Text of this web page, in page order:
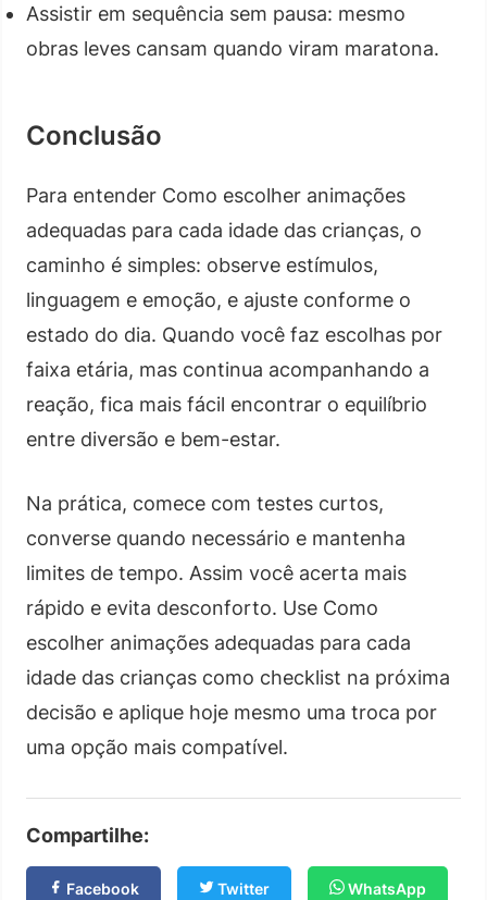
Assistir em sequência sem pausa: mesmo
obras leves cansam quando viram maratona.
Conclusão
Para entender Como escolher animações
adequadas para cada idade das crianças, o
caminho é simples: observe estímulos,
linguagem e emoção, e ajuste conforme o
estado do dia. Quando você faz escolhas por
faixa etária, mas continua acompanhando a
reação, fica mais fácil encontrar o equilíbrio
entre diversão e bem-estar.
Na prática, comece com testes curtos,
converse quando necessário e mantenha
limites de tempo. Assim você acerta mais
rápido e evita desconforto. Use Como
escolher animações adequadas para cada
idade das crianças como checklist na próxima
decisão e aplique hoje mesmo uma troca por
uma opção mais compatível.
Compartilhe:
Facebook Twitter WhatsApp